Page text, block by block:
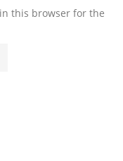
this browser for the